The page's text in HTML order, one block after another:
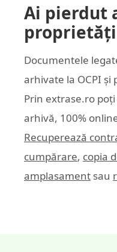
Ai pierdut
Documentele
arhivate la OCPI
Prin extrase.ro
arhivă, 100%
Recuperează
cumpărare, copia
amplasament sau